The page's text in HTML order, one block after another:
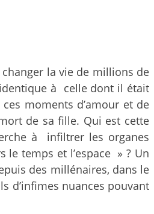
la vie de millions de
à celle dont il était
moments d’amour et de
de sa fille. Qui est cette
à infiltrer les organes
temps et l’espace » ? Un
des millénaires, dans le
d’infimes nuances pouvant